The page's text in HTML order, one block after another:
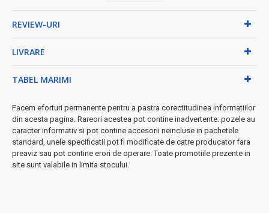
Conectare bandă LED COB 3 pini
Reparare benzi LED COB
Montaj fără lipire
DETALII TEHNICE
Model: YOB3P-10
Brand: DALBI
Tip produs: Conector Strip to Strip
REVIEW-URI
LIVRARE
TABEL MARIMI
Facem eforturi permanente pentru a pastra corectitudinea informatiilor
din acesta pagina. Rareori acestea pot contine inadvertente: pozele au
caracter informativ si pot contine accesorii neincluse in pachetele
standard, unele specificatii pot fi modificate de catre producator fara
preaviz sau pot contine erori de operare. Toate promotiile prezente in
site sunt valabile in limita stocului.